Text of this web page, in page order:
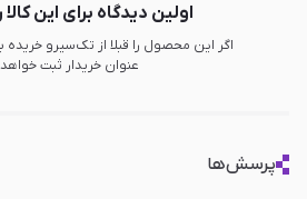
اولین دیدگاه برای این
اگر این محصول را قبلا از تک‌سیرو خریده
عنوان خریدار ثبت
پرسش‌ها